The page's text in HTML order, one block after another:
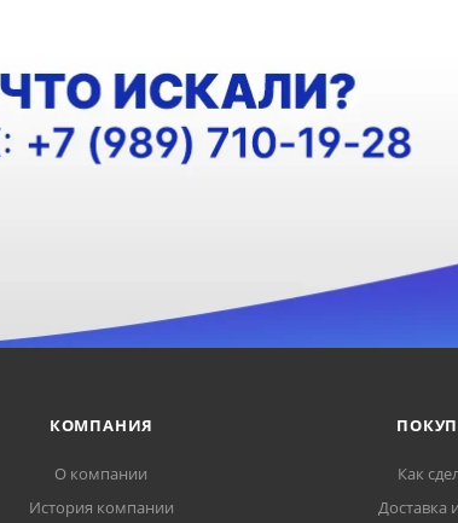
КОМПАНИЯ
О компании
История компании
Как
Доставка